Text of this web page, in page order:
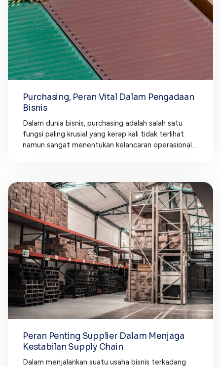
Purchasing, Peran Vital Dalam Pengadaan
Bisnis
Dalam dunia bisnis, purchasing adalah salah satu
fungsi paling krusial yang kerap kali tidak terlihat
namun sangat menentukan kelancaran operasional....
Peran Penting Supplier Dalam Menjaga
Kestabilan Supply Chain
Dalam menjalankan suatu usaha bisnis terkadang